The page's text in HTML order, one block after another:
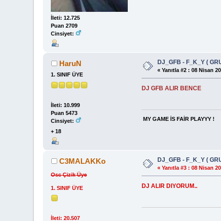
İleti: 12.725
Puan 2709
Cinsiyet:
HaruN
1. SINIF ÜYE
İleti: 10.999
Puan 5473
Cinsiyet:
+ 18
DJ_GFB - F_K_Y (
«Yanıtla #2 : 08 Nisan
DJ GFB ALIR BENCE
MY GAME İS FAİR PLAYYY !
C3MALAKKo
Osc Çizik Üye
1. SINIF ÜYE
İleti: 20.507
DJ_GFB - F_K_Y (
«Yanıtla #3 : 08 Nisan
DJ ALIR DIYORUM..